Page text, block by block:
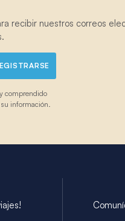
recibir nuestros correos
comprendido
información.